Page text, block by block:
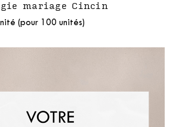
mariage Cincin
(pour 100 unités)